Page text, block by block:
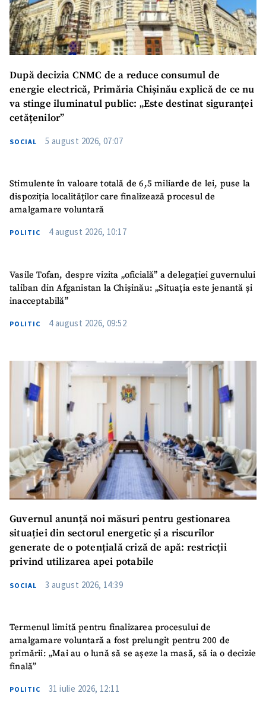
După decizia CNMC de a reduce consumul de
energie electrică, Primăria Chișinău explică de ce nu
va stinge iluminatul public: „Este destinat siguranței
cetățenilor”
SOCIAL 5 august 2026, 07:07
Stimulente în valoare totală de 6,5 miliarde de lei, puse la
dispoziția localităților care finalizează procesul de
amalgamare voluntară
POLITIC 4 august 2026, 10:17
Vasile Tofan, despre vizita „oficială” a delegației guvernului
taliban din Afganistan la Chișinău: „Situația este jenantă și
inacceptabilă”
POLITIC 4 august 2026, 09:52
Guvernul anunță noi măsuri pentru gestionarea
situației din sectorul energetic și a riscurilor
generate de o potențială criză de apă: restricții
privind utilizarea apei potabile
SOCIAL 3 august 2026, 14:39
Termenul limită pentru finalizarea procesului de
amalgamare voluntară a fost prelungit pentru 200 de
primării: „Mai au o lună să se așeze la masă, să ia o decizie
finală”
POLITIC 31 iulie 2026, 12:11